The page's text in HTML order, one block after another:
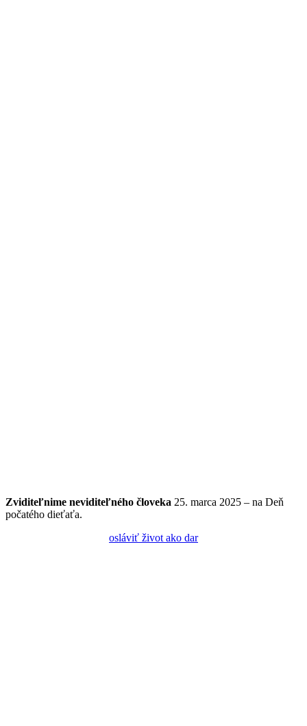
Zviditeľnime neviditeľného človeka 25. marca 2025 – na Deň
počatého dieťaťa.
osláviť život ako dar